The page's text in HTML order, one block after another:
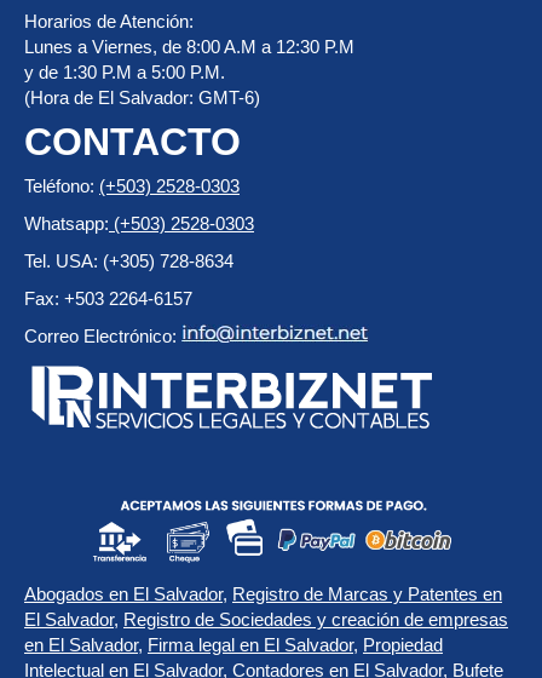
Horarios de Atención:
Lunes a Viernes, de 8:00 A.M a 12:30 P.M
y de 1:30 P.M a 5:00 P.M.
(Hora de El Salvador: GMT-6)
CONTACTO
Teléfono: (+503) 2528-0303
Whatsapp: (+503) 2528-0303
Tel. USA: (+305) 728-8634
Fax: +503 2264-6157
Correo Electrónico:
Abogados en El Salvador, Registro de Marcas y Patentes en
El Salvador, Registro de Sociedades y creación de empresas
en El Salvador, Firma legal en El Salvador, Propiedad
Intelectual en El Salvador, Contadores en El Salvador, Bufete